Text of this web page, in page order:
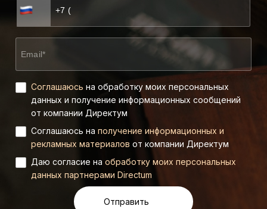
Соглашаюсь на обработку моих персональных
данных и получение информационных сообщений
от компании Директум
Соглашаюсь на получение информационных и
рекламных материалов от компании Директум
Даю согласие на обработку моих персональных
данных партнерами Directum
Отправить